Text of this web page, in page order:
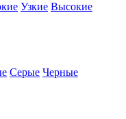
Узкие Высокие
Серые Черные